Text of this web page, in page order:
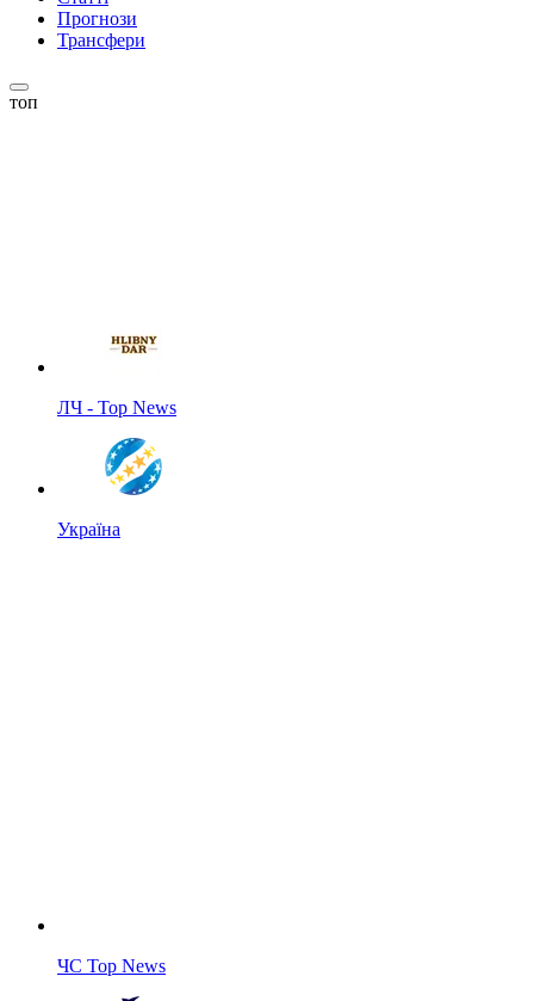
Прогнози
Трансфери
топ
ЛЧ - Top News
Україна
ЧС Top News